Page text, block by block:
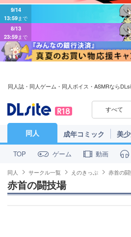
9/14
13:59 まで
8/13
23:59 まで
同人誌・同人ゲーム・同人ボイス・ASMRなら
すべて
同人 成年コミック 美
TOP ゲーム 動画
同人 サークル一覧 えのきっぷ 赤首の
赤首の闘技場